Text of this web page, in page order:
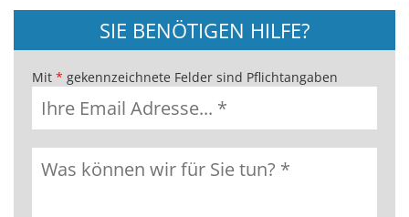
SIE BENÖTIGEN HILFE?
Mit * gekennzeichnete Felder sind Pflichtangaben